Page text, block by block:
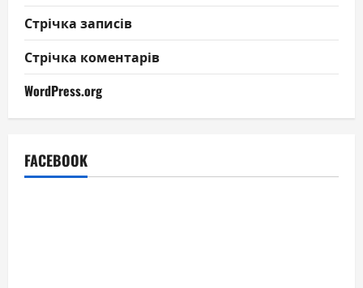
Стрічка записів
Стрічка коментарів
WordPress.org
FACEBOOK